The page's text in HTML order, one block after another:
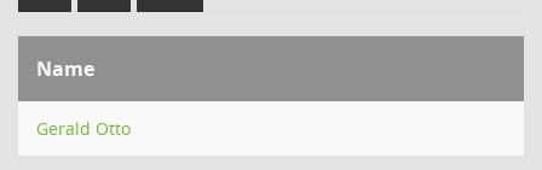
Name
Gerald Otto